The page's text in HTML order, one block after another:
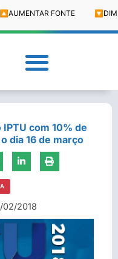
🔼 AUMENTAR FONTE 🔽
com 10% de
dia 16 de março
02/2018